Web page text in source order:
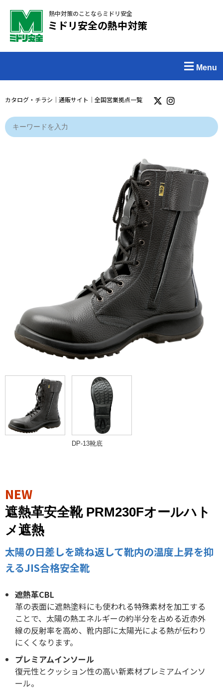
熱中対策のことならミドリ安全
ミドリ安全の熱中対策
Menu
カタログ・チラシ ｜ 通販サイト ｜ 全国営業拠点一覧
NEW
遮熱革安全靴 PRM230Fオールハト
メ遮熱
太陽の日差しを跳ね返して靴内の温度上昇を抑
えるJIS合格安全靴
遮熱革CBL
革の表面に遮熱塗料にも使われる特殊素材を加工する
ことで、太陽の熱エネルギーの約半分を占める近赤外
線の反射率を高め、靴内部に太陽光による熱が伝わり
にくくなります。
プレミアムインソール
復元性とクッション性の高い新素材プレミアムインソ
ール。
DP-13靴底